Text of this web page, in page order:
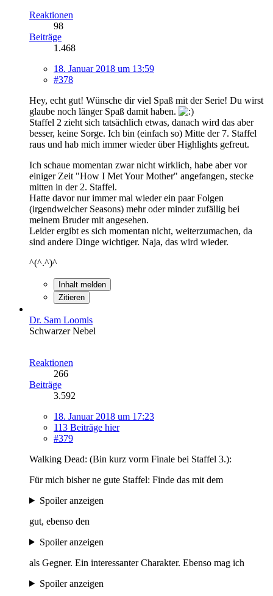
Reaktionen
98
Beiträge
1.468
18. Januar 2018 um 13:59
#378
Hey, echt gut! Wünsche dir viel Spaß mit der Serie! Du wirst
glaube noch länger Spaß damit haben.
Staffel 2 zieht sich tatsächlich etwas, danach wird das aber
besser, keine Sorge. Ich bin (einfach so) Mitte der 7. Staffel
raus und hab mich immer wieder über Highlights gefreut.
Ich schaue momentan zwar nicht wirklich, habe aber vor
einiger Zeit "How I Met Your Mother" angefangen, stecke
mitten in der 2. Staffel.
Hatte davor nur immer mal wieder ein paar Folgen
(irgendwelcher Seasons) mehr oder minder zufällig bei
meinem Bruder mit angesehen.
Leider ergibt es sich momentan nicht, weiterzumachen, da
sind andere Dinge wichtiger. Naja, das wird wieder.
^(^.^)^
Inhalt melden
Zitieren
Dr. Sam Loomis
Schwarzer Nebel
Reaktionen
266
Beiträge
3.592
18. Januar 2018 um 17:23
113 Beiträge hier
#379
Walking Dead: (Bin kurz vorm Finale bei Staffel 3.):
Für mich bisher ne gute Staffel: Finde das mit dem
Spoiler anzeigen
gut, ebenso den
Spoiler anzeigen
als Gegner. Ein interessanter Charakter. Ebenso mag ich
Spoiler anzeigen